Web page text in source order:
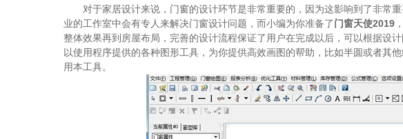
对于家居设计来说，门窗的设计环节是非常重要的，因为这影响到了非常
业的工作室中会有专人来解决门窗设计问题，而小编为你准备了门窗天使2019
整体效果再到房屋布局，完善的设计流程保证了用户在完成以后，可以根据设
以使用程序提供的各种图形工具，为你提供高效画图的帮助，比如半圆或者其
用本工具。